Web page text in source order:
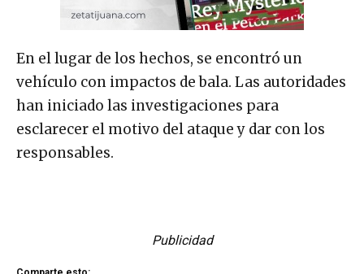
En el lugar de los hechos, se encontró un
vehículo con impactos de bala. Las autoridades
han iniciado las investigaciones para
esclarecer el motivo del ataque y dar con los
responsables.
Publicidad